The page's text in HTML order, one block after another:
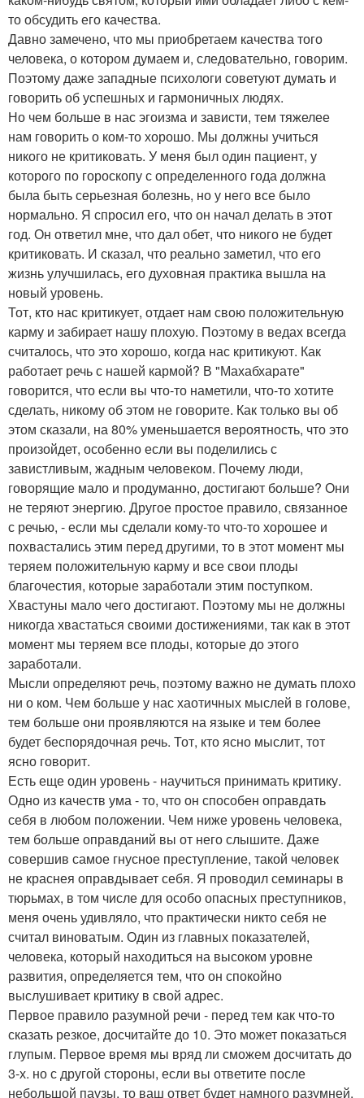
то обсудить его качества.
Давно замечено, что мы приобретаем качества того
человека, о котором думаем и, следовательно, говорим.
Поэтому даже западные психологи советуют думать и
говорить об успешных и гармоничных людях.
Но чем больше в нас эгоизма и зависти, тем тяжелее
нам говорить о ком-то хорошо. Мы должны учиться
никого не критиковать. У меня был один пациент, у
которого по гороскопу с определенного года должна
была быть серьезная болезнь, но у него все было
нормально. Я спросил его, что он начал делать в этот
год. Он ответил мне, что дал обет, что никого не будет
критиковать. И сказал, что реально заметил, что его
жизнь улучшилась, его духовная практика вышла на
новый уровень.
Тот, кто нас критикует, отдает нам свою положительную
карму и забирает нашу плохую. Поэтому в ведах всегда
считалось, что это хорошо, когда нас критикуют. Как
работает речь с нашей кармой? В "Махабхарате"
говорится, что если вы что-то наметили, что-то хотите
сделать, никому об этом не говорите. Как только вы об
этом сказали, на 80% уменьшается вероятность, что это
произойдет, особенно если вы поделились с
завистливым, жадным человеком. Почему люди,
говорящие мало и продуманно, достигают больше? Они
не теряют энергию. Другое простое правило, связанное
с речью, - если мы сделали кому-то что-то хорошее и
похвастались этим перед другими, то в этот момент мы
теряем положительную карму и все свои плоды
благочестия, которые заработали этим поступком.
Хвастуны мало чего достигают. Поэтому мы не должны
никогда хвастаться своими достижениями, так как в этот
момент мы теряем все плоды, которые до этого
заработали.
Мысли определяют речь, поэтому важно не думать плохо
ни о ком. Чем больше у нас хаотичных мыслей в голове,
тем больше они проявляются на языке и тем более
будет беспорядочная речь. Тот, кто ясно мыслит, тот
ясно говорит.
Есть еще один уровень - научиться принимать критику.
Одно из качеств ума - то, что он способен оправдать
себя в любом положении. Чем ниже уровень человека,
тем больше оправданий вы от него слышите. Даже
совершив самое гнусное преступление, такой человек
не краснея оправдывает себя. Я проводил семинары в
тюрьмах, в том числе для особо опасных преступников,
меня очень удивляло, что практически никто себя не
считал виноватым. Один из главных показателей,
человека, который находиться на высоком уровне
развития, определяется тем, что он спокойно
выслушивает критику в свой адрес.
Первое правило разумной речи - перед тем как что-то
сказать резкое, досчитайте до 10. Это может показаться
глупым. Первое время мы вряд ли сможем досчитать до
3-х. но с другой стороны, если вы ответите после
небольшой паузы, то ваш ответ будет намного разумней,